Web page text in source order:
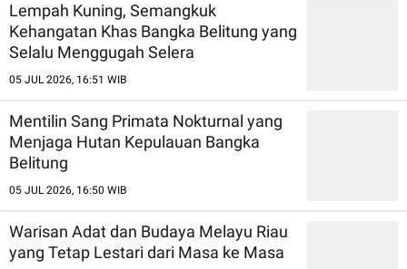
Lempah Kuning, Semangkuk
Kehangatan Khas Bangka Belitung yang
Selalu Menggugah Selera
05 JUL 2026, 16:51 WIB
Mentilin Sang Primata Nokturnal yang
Menjaga Hutan Kepulauan Bangka
Belitung
05 JUL 2026, 16:50 WIB
Warisan Adat dan Budaya Melayu Riau
yang Tetap Lestari dari Masa ke Masa